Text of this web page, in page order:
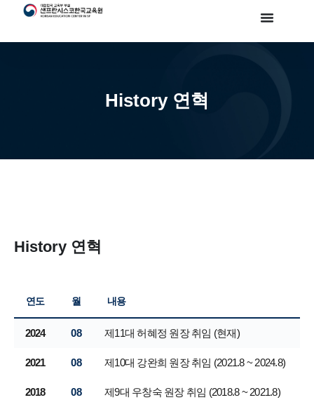
History 연혁
History 연혁
연도 월 내용
2024 08 제11대 허혜정 원장 취임 (현재)
2021 08 제10대 강완희 원장 취임 (2021.8 ~ 2024.8)
2018 08 제9대 우창숙 원장 취임 (2018.8 ~ 2021.8)